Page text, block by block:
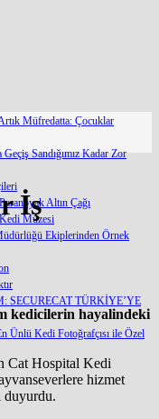
Müfredatta: Çocuklar
Sandığımız Kadar Zor
Altın Çağı
Müzesi
Ekiplerinden Örnek
SECURECAT TÜRKİYE’YE
Ünlü Kedi Fotoğrafçısı ile Özel
İş
kedicilerin hayalindeki
Cat Hospital Kedi
hizmet
duyurdu.